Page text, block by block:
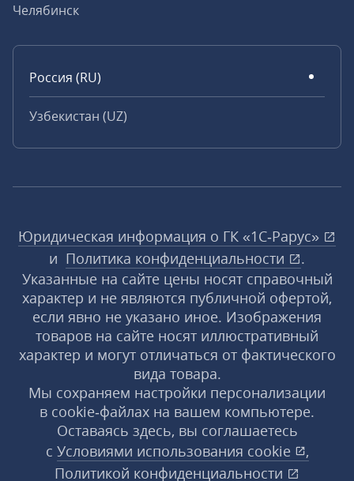
Челябинск
Россия (RU)
Узбекистан (UZ)
Юридическая информация о ГК «1С‑Рарус»
и Политика конфиденциальности
.
Указанные на сайте цены носят справочный
характер и не являются публичной офертой,
если явно не указано иное. Изображения
товаров на сайте носят иллюстративный
характер и могут отличаться от фактического
вида товара.
Мы сохраняем настройки персонализации
в cookie‑файлах на вашем компьютере.
Оставаясь здесь, вы соглашаетесь
с Условиями использования cookie
,
Политикой конфиденциальности